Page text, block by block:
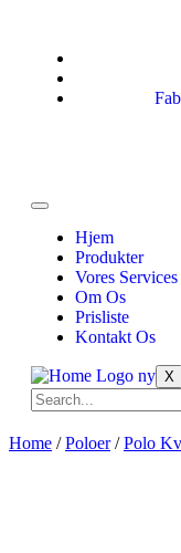
Hjem
Produkter
Vores Services
Om Os
Prisliste
Kontakt Os
X
Home /Poloer/Polo